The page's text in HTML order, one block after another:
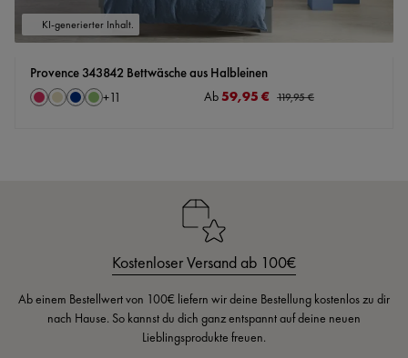
KI-generierter Inhalt.
Provence 343842 Bettwäsche aus Halbleinen
Farbeauswählen
KirscheLeinenNavyPistazie
+11 Verkaufspreis:
Ab59,95 € Regulärer Preis:
119,95 €
Kostenloser Versand ab 100€
Ab einem Bestellwert von 100€ liefern wir deine Bestellung kostenlos zu dir
nach Hause. So kannst du dich ganz entspannt auf deine neuen
Lieblingsprodukte freuen.